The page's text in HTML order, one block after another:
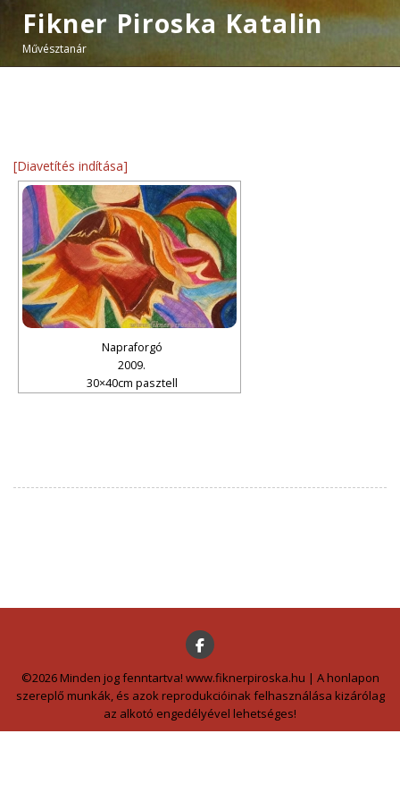
Fikner Piroska Katalin
Művésztanár
[Diavetítés indítása]
Napraforgó
2009.
30×40cm pasztell
©2026 Minden jog fenntartva! www.fiknerpiroska.hu | A honlapon
szereplő munkák, és azok reprodukcióinak felhasználása kizárólag
az alkotó engedélyével lehetséges!